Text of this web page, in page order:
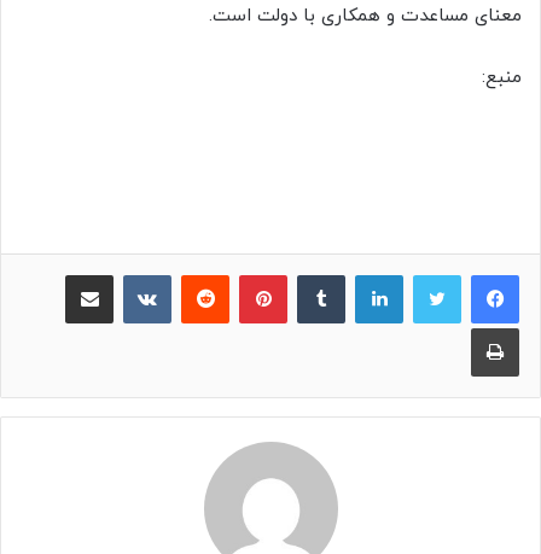
معنای مساعدت و همکاری با دولت است.
منبع:
لینکدین پینترست ‫رددیت
چاپ